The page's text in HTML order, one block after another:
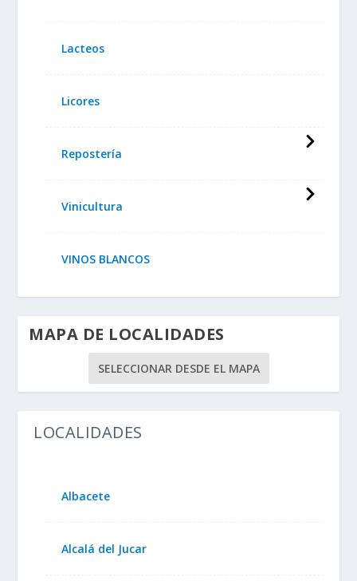
Lacteos
Licores
Repostería
Vinicultura
VINOS BLANCOS
MAPA DE LOCALIDADES
SELECCIONAR DESDE EL MAPA
LOCALIDADES
Albacete
Alcalá del Jucar